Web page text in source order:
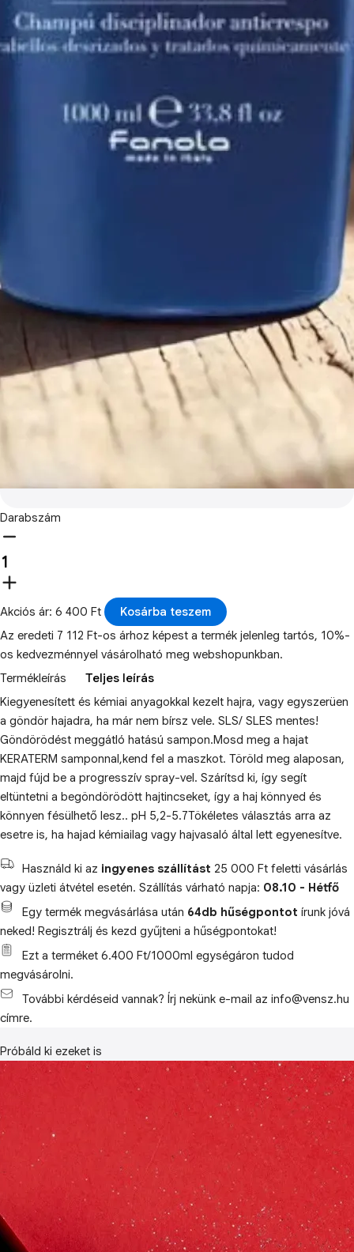
Darabszám
Akciós ár: 6 400 Ft
Kosárba teszem
Az eredeti 7 112 Ft-os árhoz képest a termék jelenleg tartós, 10%-
os kedvezménnyel vásárolható meg webshopunkban.
Termékleírás
Teljes leírás
Kiegyenesített és kémiai anyagokkal kezelt hajra, vagy egyszerüen
a göndör hajadra, ha már nem bírsz vele. SLS/ SLES mentes!
Göndörödést meggátló hatású sampon.Mosd meg a hajat
KERATERM samponnal,kend fel a maszkot. Töröld meg alaposan,
majd fújd be a progresszív spray-vel. Szárítsd ki, így segít
eltüntetni a begöndörödött hajtincseket, így a haj könnyed és
könnyen fésülhető lesz.. pH 5,2-5.7Tökéletes választás arra az
esetre is, ha hajad kémiailag vagy hajvasaló által lett egyenesítve.
Használd ki az ingyenes szállítást 25 000 Ft feletti vásárlás
vagy üzleti átvétel esetén. Szállítás várható napja: 08.10 - Hétfő
Egy termék megvásárlása után 64db hűségpontot írunk jóvá
neked! Regisztrálj és kezd gyűjteni a hűségpontokat!
Ezt a terméket 6.400 Ft/1000ml egységáron tudod
megvásárolni.
További kérdéseid vannak? Írj nekünk e-mail az info@vensz.hu
címre.
Próbáld ki ezeket is